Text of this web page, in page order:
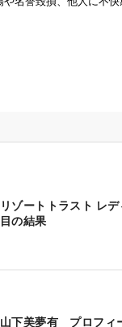
リゾートトラスト レ
目の結果
山下美夢有 プロフィ